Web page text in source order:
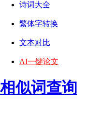
诗词大全
繁体字转换
文本对比
AI一键论文
相似词查询